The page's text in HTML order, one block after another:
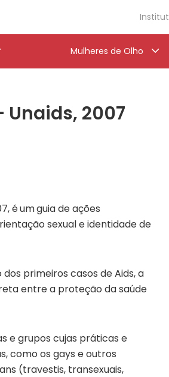
Mulheres de Olho
Unaids, 2007
éumguia de ações
sexual e identidade de
primeiros casos de Aids, a
entre a proteção da saúde
e grupos cujas práticas e
como os gays e outros
(travestis, transexuais,